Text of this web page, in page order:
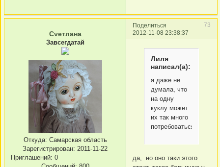
Поделиться
73
2012-11-08 23:38:37
Сvетлана
Завсегдатай
Откуда: Самарская область
Зарегистрирован: 2011-11-22
Приглашений: 0
Лиля
написал(а):
я даже не
думала, что
на одну
куклу может
их так много
потребоваться
да, но оно таки этого